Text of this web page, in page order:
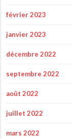
février 2023
janvier 2023
décembre 2022
septembre 2022
août 2022
juillet 2022
mars 2022